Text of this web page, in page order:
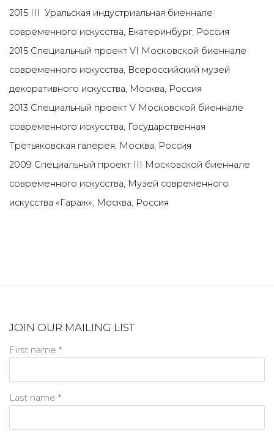
2015 III Уральская индустриальная биеннале
современного искусства, Екатеринбург, Россия
2015 Специальный проект VI Московской биеннале
современного искусства, Всероссийский музей
декоративного искусства, Москва, Россия
2013 Специальный проект V Московской биеннале
современного искусства, Государственная
Третьяковская галерея, Москва, Россия
2009 Специальный проект III Московской биеннале
современного искусства, Музей современного
искусства «Гараж», Москва, Россия
JOIN OUR MAILING LIST
First name *
Last name *